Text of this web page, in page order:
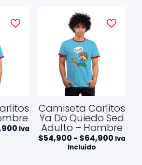
Rango
precios:
Iva
Camiseta Carlitos
Ya Do Quiedo Sed
Adulto – Hombre
$54,900 - $64,900Rango
Iva
Incluido